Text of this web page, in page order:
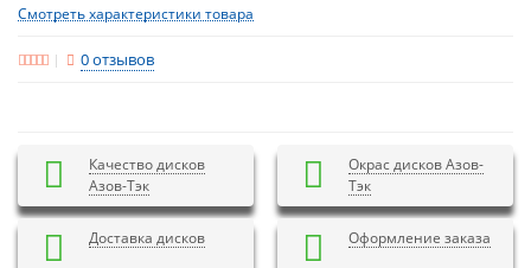
Смотреть характеристики товара
0 отзывов
Качество дисков
Азов-Тэк
Окрас дисков Азов-
Тэк
Доставка дисков Оформление заказа